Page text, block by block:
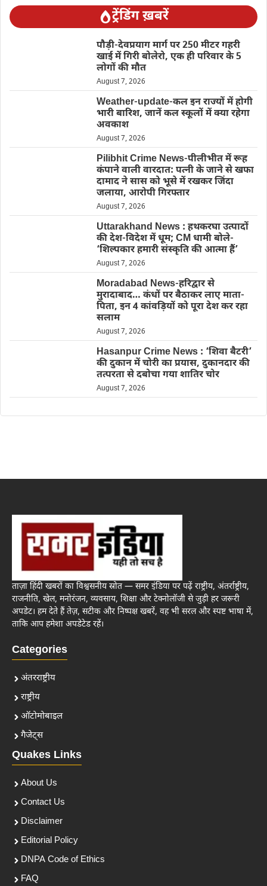
ट्रेंडिंग ख़बरें
पौड़ी-देवप्रयाग मार्ग पर 250 मीटर गहरी
खाई में गिरी बोलेरो, एक ही परिवार के 5
लोगों की मौत
August 7, 2026
Weather-update-कल इन राज्यों में होगी
भारी बारिश, जानें कल स्कूलों में क्या रहेगा
अवकाश
August 7, 2026
Pilibhit Crime News-पीलीभीत में रूह
कंपाने वाली वारदात: पत्नी के जाने से खफा
दामाद ने सास को भूसे में रखकर जिंदा
जलाया, आरोपी गिरफ्तार
August 7, 2026
Uttarakhand News : हथकरघा उत्पादों
की देश-विदेश में धूम; CM धामी बोले-
‘शिल्पकार हमारी संस्कृति की आत्मा हैं’
August 7, 2026
Moradabad News-हरिद्वार से
मुरादाबाद… कंधों पर बैठाकर लाए माता-
पिता, इन 4 कांवड़ियों को पूरा देश कर रहा
सलाम
August 7, 2026
Hasanpur Crime News : ‘शिवा बैटरी’
की दुकान में चोरी का प्रयास, दुकानदार की
तत्परता से दबोचा गया शातिर चोर
August 7, 2026
ताज़ा हिंदी खबरों का विश्वसनीय स्रोत — समर इंडिया पर पढ़ें राष्ट्रीय, अंतर्राष्ट्रीय,
राजनीति, खेल, मनोरंजन, व्यवसाय, शिक्षा और टेक्नोलॉजी से जुड़ी हर जरूरी
अपडेट। हम देते हैं तेज़, सटीक और निष्पक्ष खबरें, वह भी सरल और स्पष्ट भाषा में,
ताकि आप हमेशा अपडेटेड रहें।
Categories
अंतरराष्ट्रीय
राष्ट्रीय
ऑटोमोबाइल
गैजेट्स
Quakes Links
About Us
Contact Us
Disclaimer
Editorial Policy
DNPA Code of Ethics
FAQ